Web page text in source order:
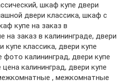
шкаф купе двери
двери классика, шкаф с
купе на заказ в
на заказ в калининграде, двери
купе классика, двери купе
фото калининград, двери купе
калининград, двери купе
, межкомнатные